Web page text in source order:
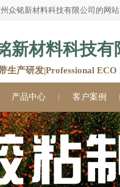
众铭新材料科技有限公司的网站
新材料科技有
生产研发|Professional ECO
产品中心 客户案例